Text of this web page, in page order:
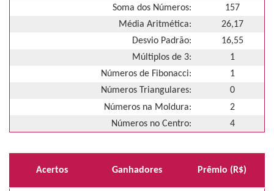
Soma dos Números:
157
Média Aritmética:
26,17
Desvio Padrão:
16,55
Múltiplos de 3:
1
Números de Fibonacci:
1
Números Triangulares:
0
Números na Moldura:
2
Números no Centro:
4
Acertos Ganhadores Prêmio (R$)